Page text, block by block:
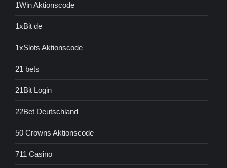
1Win Aktionscode
1xBit de
1xSlots Aktionscode
21 bets
21Bit Login
22Bet Deutschland
50 Crowns Aktionscode
711 Casino